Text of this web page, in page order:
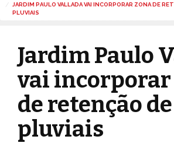
JARDIM PAULO VALLADA VAI INCORPORAR ZONA DE
PLUVIAIS
Jardim Paulo
vai incorporar
de retenção
pluviais